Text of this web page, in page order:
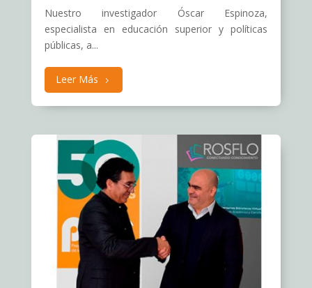
Nuestro investigador Óscar Espinoza,
especialista en educación superior y políticas
públicas, a...
Leer Más